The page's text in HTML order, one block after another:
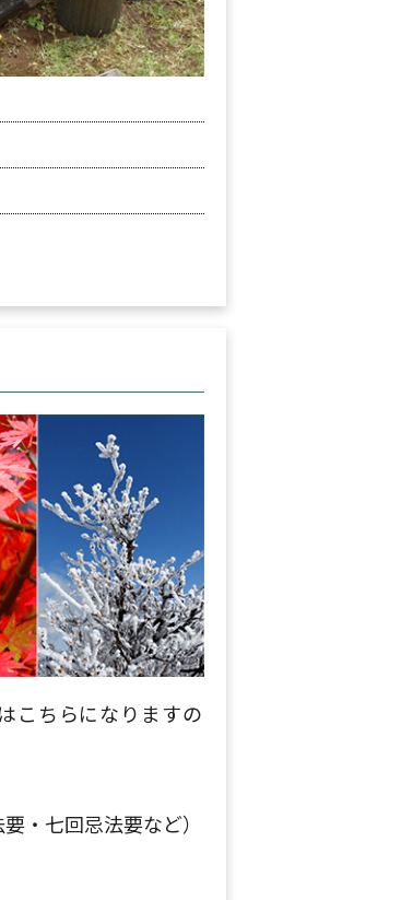
こちらになりますの
・七回忌法要など）